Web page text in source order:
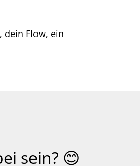
dein Flow, ein
sein? 😊